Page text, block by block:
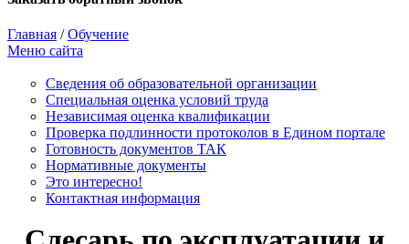
Главная /Обучение
Меню сайта
Сведения об образовательной организации
Cпециальная оценка условий труда
Независимая оценка квалификации
Проверка подлинности протоколов в Едином портале
Готовность документов ТАК
Нормативные документы
Это интересно!
Контактная информация